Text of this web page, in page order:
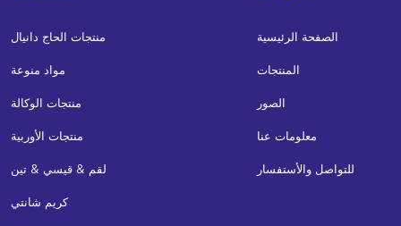
منتجات الحاج دانيال
مواد منوعة
منتجات الوكالة
منتجات الأوربية
لقم & قيسي & تين
كريم شانتي
الصفحة الرئيسية
المنتجات
الصور
معلومات عنا
للتواصل والأستفسار